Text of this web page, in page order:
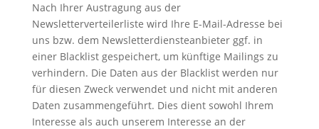
Nach Ihrer Austragung aus der
Newsletterverteilerliste wird Ihre E-Mail-Adresse bei
uns bzw. dem Newsletterdiensteanbieter ggf. in
einer Blacklist gespeichert, um künftige Mailings zu
verhindern. Die Daten aus der Blacklist werden nur
für diesen Zweck verwendet und nicht mit anderen
Daten zusammengeführt. Dies dient sowohl Ihrem
Interesse als auch unserem Interesse an der